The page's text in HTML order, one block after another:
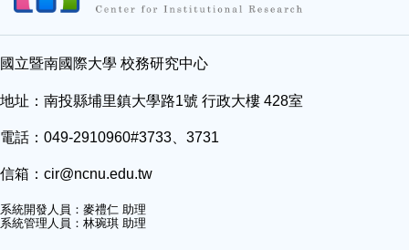
國立暨南國際大學 校務研究中心
地址：南投縣埔里鎮大學路1號 行政大樓 428室
電話：049-2910960#3733、3731
信箱： cir@ncnu.edu.tw
系統開發人員：麥禮仁 助理
系統管理人員：林琬琪 助理